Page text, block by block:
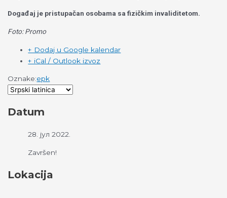
Događaj je pristupačan osobama sa fizičkim invaliditetom.
Foto: Promo
+ Dodaj u Google kalendar
+ iCal / Outlook izvoz
Oznake:epk
Datum
28. јул 2022.
Završen!
Lokacija